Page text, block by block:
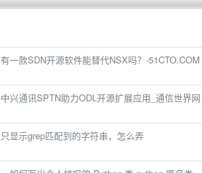
有一款SDN开源软件能替代NSX吗？-51CTO.COM
中兴通讯SPTN助力ODL开源扩展应用_通信世界网
只显示grep匹配到的字符串，怎么弄